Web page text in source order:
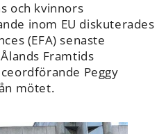
och kvinnors
inom EU diskuterades
(EFA) senaste
Framtids
Peggy
mötet.